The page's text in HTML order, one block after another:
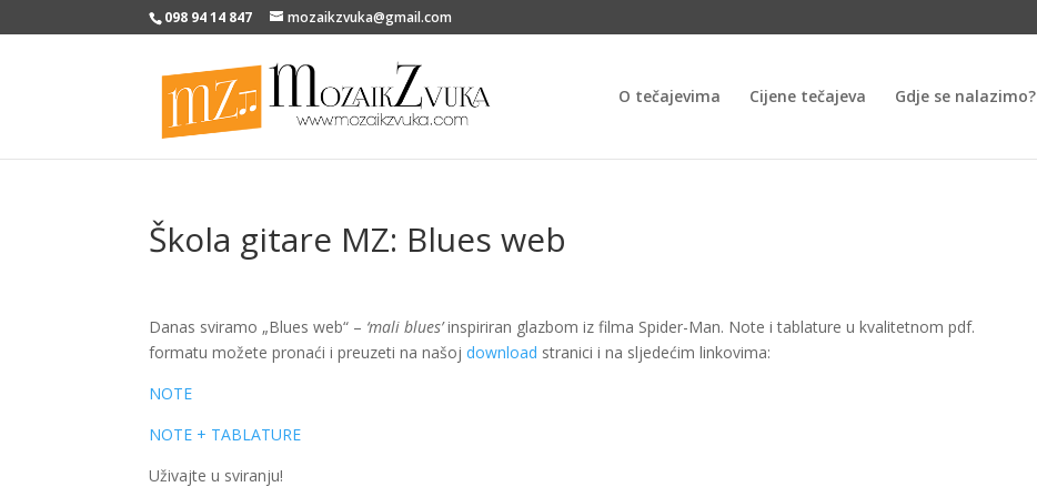
098 94 14 847 mozaikzvuka@gmail.com
O tečajevima Cijene tečajeva Gdje se nalazimo?
Škola gitare MZ: Blues web
Danas sviramo „Blues web“ – ‘mali blues’inspiriran glazbom iz filma Spider-Man. Note i tablature u kvalitetnom pdf.
formatu možete pronaći i preuzeti na našojdownload stranici i na sljedećim linkovima:
NOTE
NOTE + TABLATURE
Uživajte u sviranju!